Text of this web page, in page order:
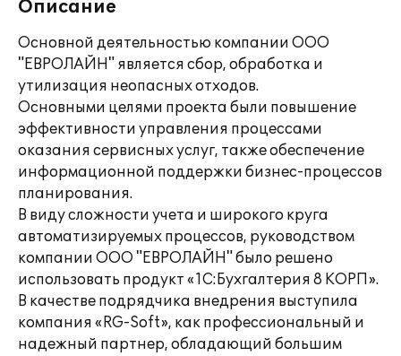
Описание
Основной деятельностью компании ООО
"ЕВРОЛАЙН" является сбор, обработка и
утилизация неопасных отходов.
Основными целями проекта были повышение
эффективности управления процессами
оказания сервисных услуг, также обеспечение
информационной поддержки бизнес-процессов
планирования.
В виду сложности учета и широкого круга
автоматизируемых процессов, руководством
компании ООО "ЕВРОЛАЙН" было решено
использовать продукт «1С:Бухгалтерия 8 КОРП».
В качестве подрядчика внедрения выступила
компания «RG-Soft», как профессиональный и
надежный партнер, обладающий большим